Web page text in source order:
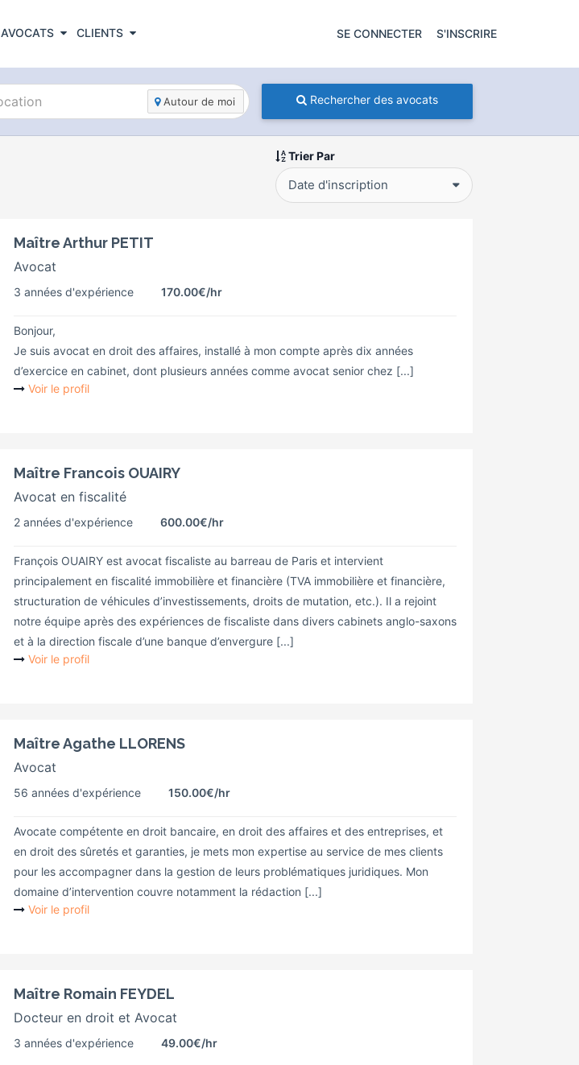
AVOCATS CLIENTS SE CONNECTER S'INSCRIRE
Autour de moi Rechercher des avocats
Trier Par
Date d'inscription
Maître Arthur PETIT
Avocat
3 années d'expérience 170.00€/hr
Bonjour,
Je suis avocat en droit des affaires, installé à mon compte après dix années
d’exercice en cabinet, dont plusieurs années comme avocat senior chez [...]
Voir le profil
Maître Francois OUAIRY
Avocat en fiscalité
2 années d'expérience 600.00€/hr
François OUAIRY est avocat fiscaliste au barreau de Paris et intervient
principalement en fiscalité immobilière et financière (TVA immobilière et financière,
structuration de véhicules d’investissements, droits de mutation, etc.). Il a rejoint
notre équipe après des expériences de fiscaliste dans divers cabinets anglo-saxons
et à la direction fiscale d’une banque d’envergure [...]
Voir le profil
Maître Agathe LLORENS
Avocat
56 années d'expérience 150.00€/hr
Avocate compétente en droit bancaire, en droit des affaires et des entreprises, et
en droit des sûretés et garanties, je mets mon expertise au service de mes clients
pour les accompagner dans la gestion de leurs problématiques juridiques. Mon
domaine d’intervention couvre notamment la rédaction [...]
Voir le profil
Maître Romain FEYDEL
Docteur en droit et Avocat
3 années d'expérience 49.00€/hr